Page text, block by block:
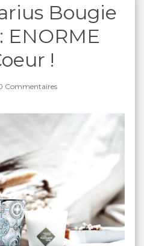
Bougie
ENORME
!
Commentaires